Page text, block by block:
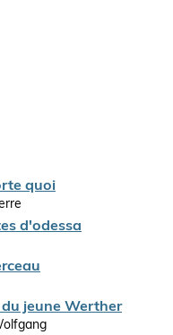
quoi
d'odessa
jeune Werther